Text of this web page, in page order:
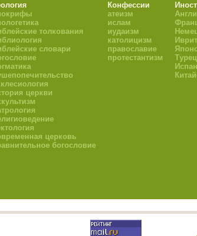
толкования
словари
церкви
церковь
богословие
Конфессии
атеизм
ислам
иудаизм
католицизм
православие
протестантизм
Иврит